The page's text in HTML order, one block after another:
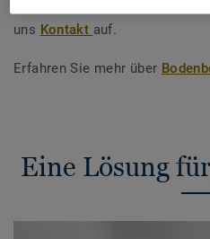
uns Kontakt auf.
Erfahren Sie mehr über
Eine Lösung